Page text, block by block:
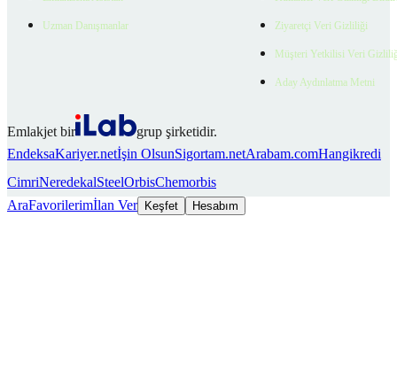
Uzman Danışmanlar Ziyaretçi Veri Gizliliği
Müşteri Yetkilisi Veri
Aday Aydınlatma Metni
Emlakjet bir
grup şirketidir.
EndeksaKariyer.netİşin OlsunSigortam.netArabam.comHangikredi
CimriNeredekalSteelOrbisChemorbis
AraFavorilerimİlan Ver Keşfet Hesabım